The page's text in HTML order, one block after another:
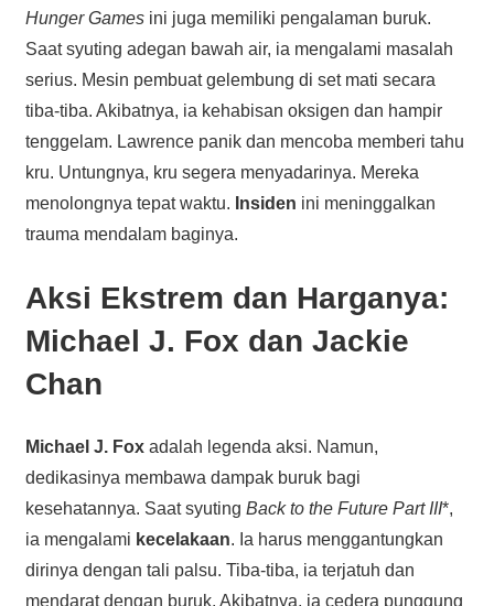
Hunger Gamesini juga memiliki pengalaman buruk.
Saat syuting adegan bawah air, ia mengalami masalah
serius. Mesin pembuat gelembung di set mati secara
tiba-tiba. Akibatnya, ia kehabisan oksigen dan hampir
tenggelam. Lawrence panik dan mencoba memberi tahu
kru. Untungnya, kru segera menyadarinya. Mereka
menolongnya tepat waktu. Insiden ini meninggalkan
trauma mendalam baginya.
Aksi Ekstrem dan Harganya:
Michael J. Fox dan Jackie
Chan
Michael J. Foxadalah legenda aksi. Namun,
dedikasinya membawa dampak buruk bagi
kesehatannya. Saat syuting Back to the Future Part III*,
ia mengalami kecelakaan. Ia harus menggantungkan
dirinya dengan tali palsu. Tiba-tiba, ia terjatuh dan
mendarat dengan buruk. Akibatnya, ia cedera punggung